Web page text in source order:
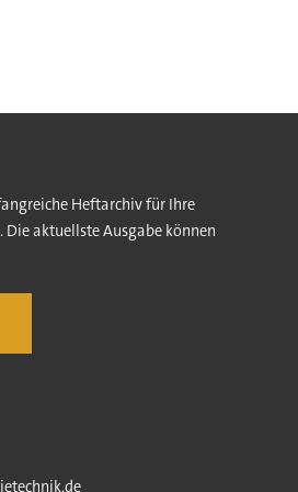
Heftarchiv für Ihre
Die aktuellste Ausgabe können